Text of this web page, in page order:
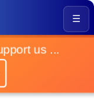
☰
us ...